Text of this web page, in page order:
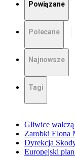
Powiązane
Polecane
Najnowsze
Tagi
Gliwice
Zarobki Elona
Dyrekcja
Europejski